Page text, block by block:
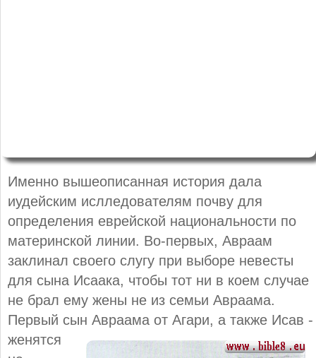
Именно вышеописанная история дала
иудейским ислледователям почву для
определения еврейской национальности по
материнской линии. Во-первых, Авраам
заклинал своего слугу при выборе невесты
для сына Исаака, чтобы тот ни в коем случае
не брал ему жены не из семьи Авраама.
Первый сын Авраама от Агари, а также Исав -
женятся